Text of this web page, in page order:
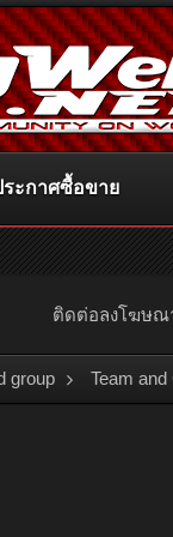
ติดต่อลงโฆษ
group Team and
ระกาศซื้อขาย